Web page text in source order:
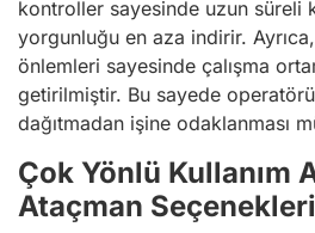
kontroller sayesinde uzun süreli
yorgunluğu en aza indirir.
önlemleri sayesinde çalışma
getirilmiştir. Bu sayede
dağıtmadan işine odaklanması
Çok Yönlü Kullanım
Ataçman Seçenekleri